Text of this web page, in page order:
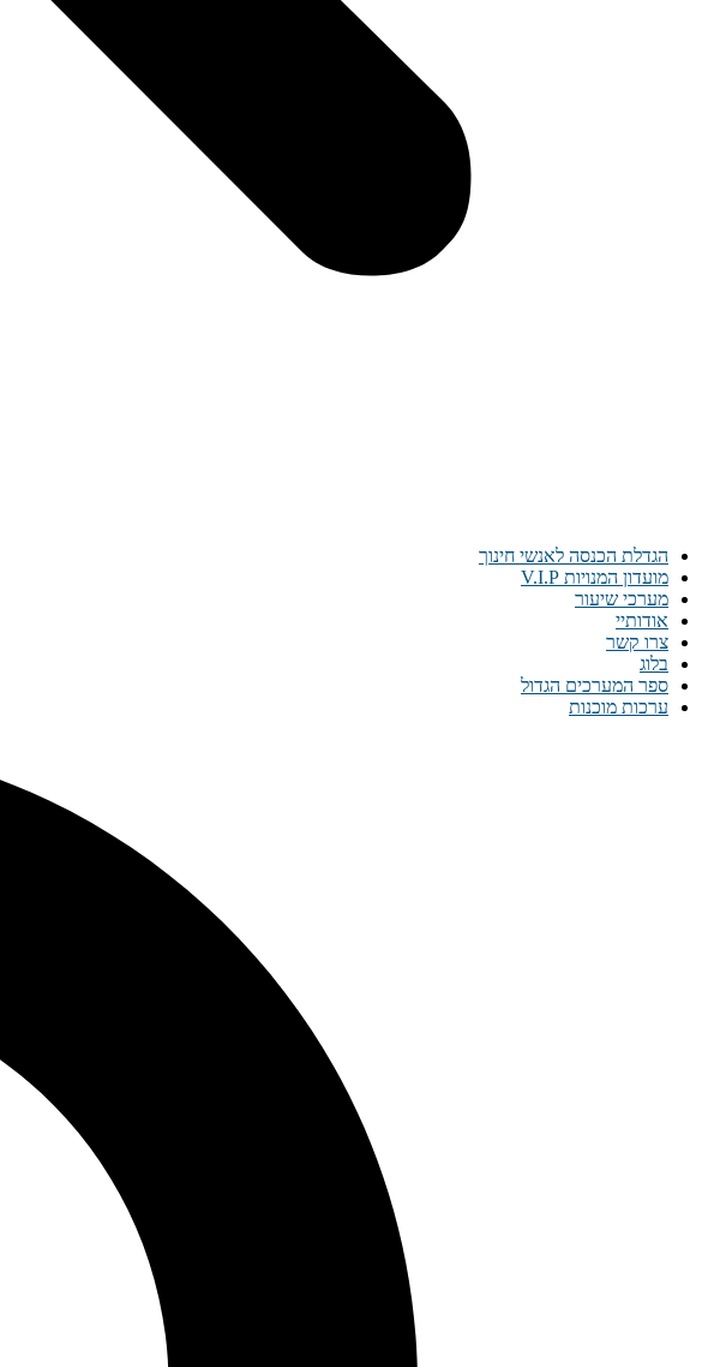
הגדלת הכנסה לאנשי חינוך
מועדון המנויות V.I.P
מערכי שיעור
אודותיי
צרו קשר
בלוג
ספר המערכים הגדול
ערכות מוכנות